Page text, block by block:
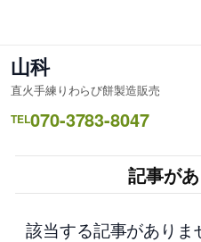
ス
キ
ッ
山科
直火手練りわらび餅製造販売
TEL070-3783-8047
記事が
該当する記事がありま